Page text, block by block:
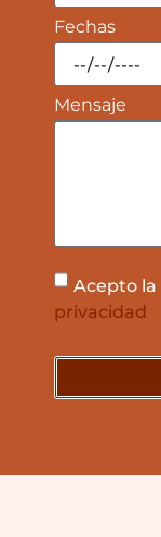
Fechas
Mensaje
Acepto la
privacidad